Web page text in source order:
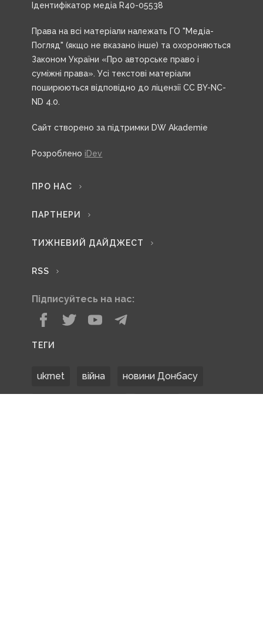
Ідентифікатор медіа R40-05538
Права на всі матеріали належать ГО "Медіа-
Погляд" (якщо не вказано інше) та охороняються
Законом України «Про авторське право і
суміжні права». Усі текстові матеріали
поширюються відповідно до ліцензії CC BY-NC-
ND 4.0.
Сайт створено за підтримки DW Akademie
Розроблено iDev
ПРО НАС
ПАРТНЕРИ
ТИЖНЕВИЙ ДАЙДЖЕСТ
RSS
Підписуйтесь на нас:
ТЕГИ
ukrnet війна новини Донбасу